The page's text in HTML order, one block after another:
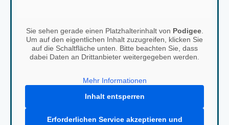
Sie sehen gerade einen Platzhalterinhalt von Podigee.
Um auf den eigentlichen Inhalt zuzugreifen, klicken Sie
auf die Schaltfläche unten. Bitte beachten Sie, dass
dabei Daten an Drittanbieter weitergegeben werden.
Mehr Informationen
Inhalt entsperren
Erforderlichen Service akzeptieren und